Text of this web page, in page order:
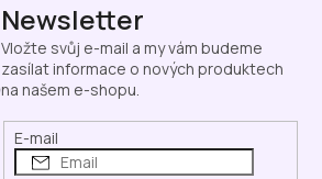
Newsletter
Vložte svůj e-mail a my vám budeme
zasílat informace o nových produktech
na našem e-shopu.
E-mail